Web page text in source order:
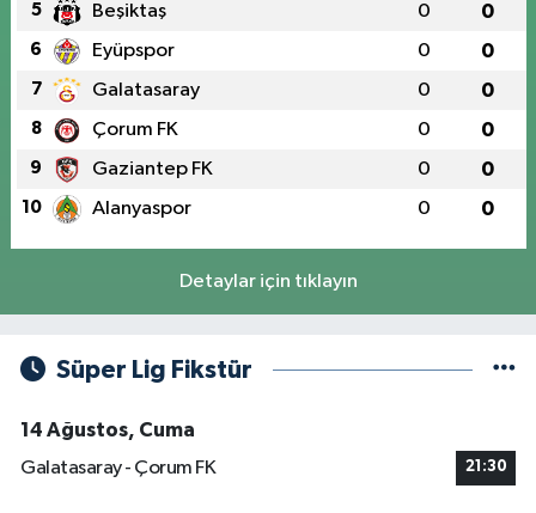
5 Beşiktaş 0 0
6 Eyüpspor 0 0
7 Galatasaray 0 0
8 Çorum FK 0 0
9 Gaziantep FK 0 0
10 Alanyaspor 0 0
Detaylar için tıklayın
Süper Lig Fikstür
14 Ağustos, Cuma
Galatasaray - Çorum FK
21:30